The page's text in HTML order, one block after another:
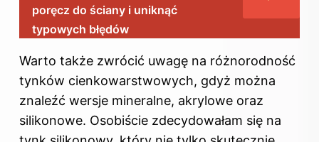
poręcz do ściany i uniknąć
typowych błędów
Warto także zwrócić uwagę na różnorodność
tynków cienkowarstwowych, gdyż można
znaleźć wersje mineralne, akrylowe oraz
silikonowe. Osobiście zdecydowałam się na